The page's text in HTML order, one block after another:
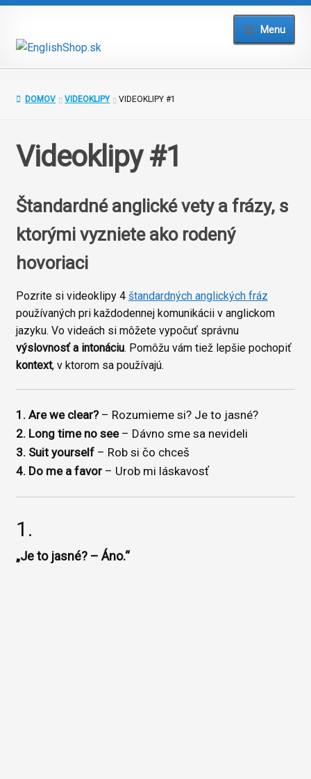
na
navigáciu
na
obsah
Menu
Testy a cvičenia
Prihlásiť
DOMOV VIDEOKLIPY VIDEOKLIPY #1
Videoklipy #1
Štandardné anglické vety a frázy, s
ktorými vyzniete ako rodený
hovoriaci
Pozrite si videoklipy 4 štandardných anglických fráz
používaných pri každodennej komunikácii v anglickom
jazyku. Vo videách si môžete vypočuť správnu
výslovnosť a intonáciu. Pomôžu vám tiež lepšie pochopiť
kontext, v ktorom sa používajú.
1. Are we clear?– Rozumieme si? Je to jasné?
2. Long time no see– Dávno sme sa nevideli
3. Suit yourself– Rob si čo chceš
4. Do me a favor– Urob mi láskavosť
1.
„Je to jasné? – Áno.“